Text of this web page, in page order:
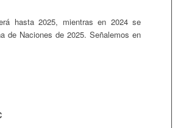
hasta 2025, mientras en 2024 se
de Naciones de 2025. Señalemos en